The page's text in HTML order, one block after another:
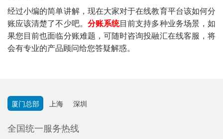
经过小编的简单讲解，现在大家对于在线教育平台该如何分
账应该清楚了不少吧。 分账系统目前支持多种业务场景，如
果您目前也面临分账难题，可随时咨询投融汇在线客服，将
会有专业的产品顾问给您答疑解惑。
厦门总部 上海 深圳
全国统一服务热线